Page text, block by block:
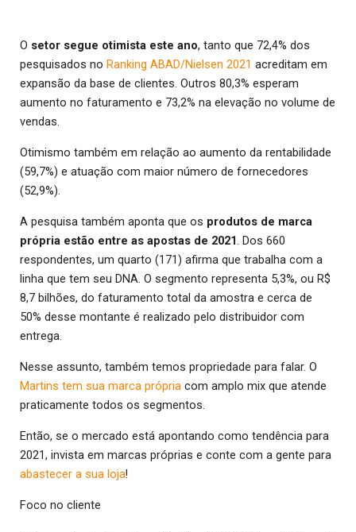
O setor segue otimista este ano, tanto que 72,4% dos
pesquisados no Ranking ABAD/Nielsen 2021 acreditam em
expansão da base de clientes. Outros 80,3% esperam
aumento no faturamento e 73,2% na elevação no volume de
vendas.
Otimismo também em relação ao aumento da rentabilidade
(59,7%) e atuação com maior número de fornecedores
(52,9%).
A pesquisa também aponta que os produtos de marca
própria estão entre as apostas de 2021. Dos 660
respondentes, um quarto (171) afirma que trabalha com a
linha que tem seu DNA. O segmento representa 5,3%, ou R$
8,7 bilhões, do faturamento total da amostra e cerca de
50% desse montante é realizado pelo distribuidor com
entrega.
Nesse assunto, também temos propriedade para falar. O
Martins tem sua marca própria com amplo mix que atende
praticamente todos os segmentos.
Então, se o mercado está apontando como tendência para
2021, invista em marcas próprias e conte com a gente para
abastecer a sua loja!
Foco no cliente